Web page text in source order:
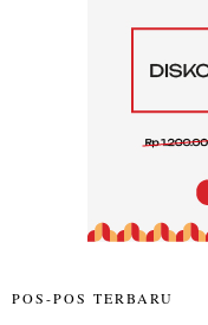
POS-POS TERBARU